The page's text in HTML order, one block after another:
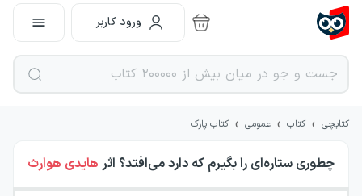
ورود کاربر
کتابچی › کتاب › عمومی › کتاب پارک
چطوری ستاره‌ای را بگیرم که دارد می‌افتد؟ اثر هایدی هوارث